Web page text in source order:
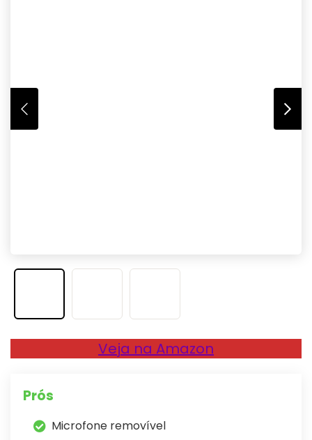
Veja na Amazon
Prós
Microfone removível